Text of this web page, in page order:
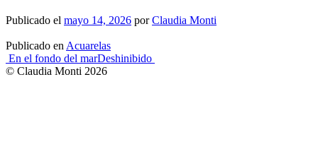
Publicado el mayo 14, 2026 por Claudia Monti
Publicado en Acuarelas
Navegación
de
En el fondo del marDeshinibido
© Claudia Monti 2026